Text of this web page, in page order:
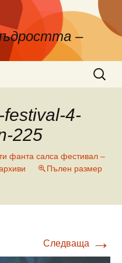
–
за:
4-
225
фанта салса фестивал –
Пълен размер
Следваща →